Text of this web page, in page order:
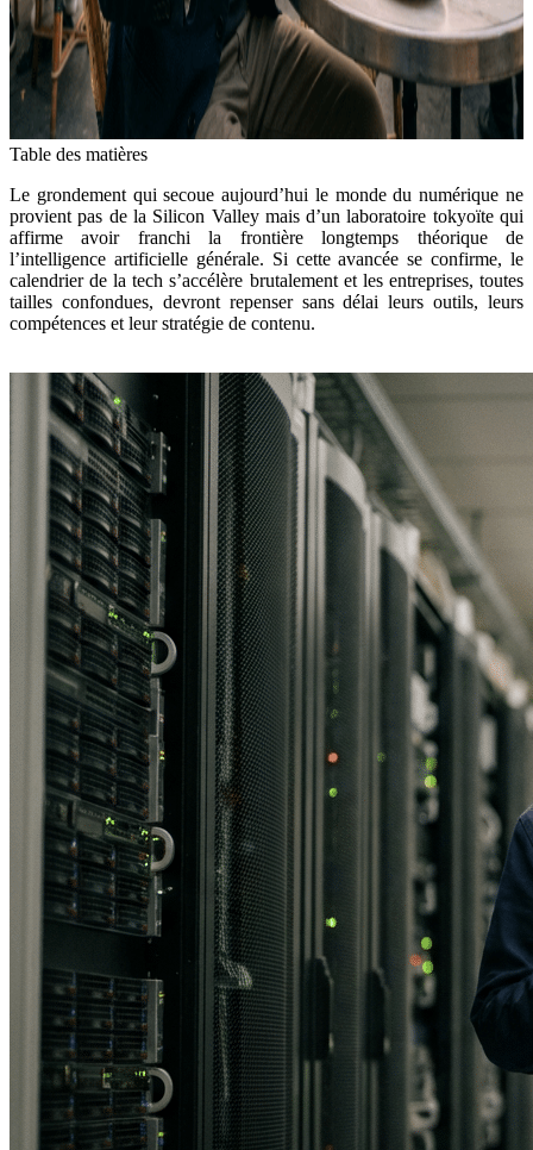
Table des matières
Le grondement qui secoue aujourd’hui le monde du numérique ne
provient pas de la Silicon Valley mais d’un laboratoire tokyoïte qui
affirme avoir franchi la frontière longtemps théorique de
l’intelligence artificielle générale. Si cette avancée se confirme, le
calendrier de la tech s’accélère brutalement et les entreprises, toutes
tailles confondues, devront repenser sans délai leurs outils, leurs
compétences et leur stratégie de contenu.